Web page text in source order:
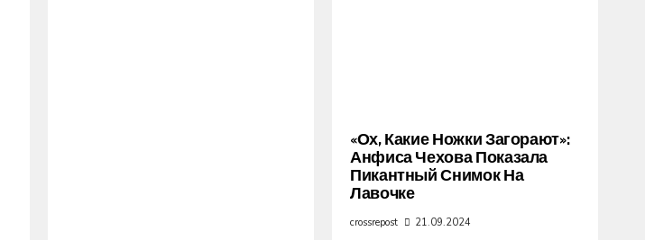
«Ох, Какие Ножки Загорают»:
Анфиса Чехова Показала
Пикантный Снимок На
Лавочке
crossrepost 21.09.2024